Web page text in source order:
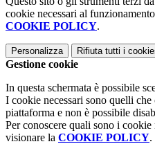
cookie necessari al
COOKIE POLICY.
Personalizza Rifiuta tutti i
Gestione cookie
In questa schermata è possibile
I cookie necessari sono quelli
piattaforma e non è possibile
Per conoscere quali sono i
visionare la COOKIE POLICY.